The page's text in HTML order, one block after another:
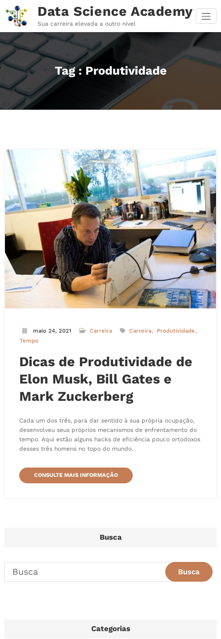
para
conteúdo
Data Science Academy
Sua carreira elevada a outro nível
Tag : Produtividade
maio 24, 2021 Carreira Carreira
Produtividade
Tempo
Dicas de Produtividade de
Elon Musk, Bill Gates e
Mark Zuckerberg
Cada um dos três, para dar sentido à sua própria ocupação,
desenvolveu seus próprios mecanismos de enfrentamento do
tempo. Aqui estão alguns hacks de eficiência pouco ortodoxos
desses três homens no topo do mundo.
CONSULTE MAIS INFORMAÇÃO
Busca
Categorias